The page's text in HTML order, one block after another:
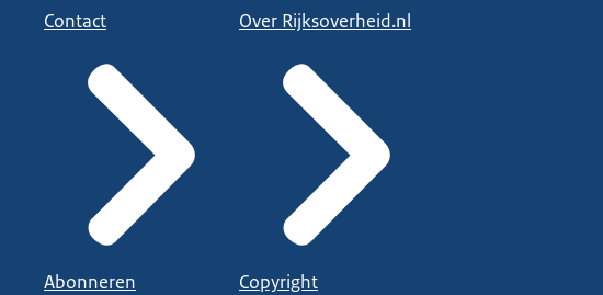
Contact
Abonneren
Over Rijksoverheid.nl
Copyright